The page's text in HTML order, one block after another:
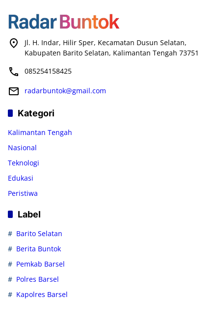
Jl. H. Indar, Hilir Sper, Kecamatan Dusun Selatan,
Kabupaten Barito Selatan, Kalimantan Tengah 73751
085254158425
radarbuntok@gmail.com
Kategori
Kalimantan Tengah
Nasional
Teknologi
Edukasi
Peristiwa
Label
Barito Selatan
Berita Buntok
Pemkab Barsel
Polres Barsel
Kapolres Barsel